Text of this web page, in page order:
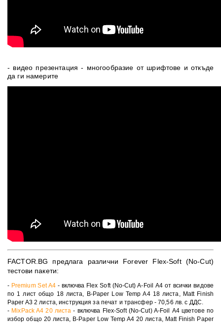
- видео презентация - многообразие от шрифтове и откъде
да ги намерите
FACTOR.BG предлага различни Forever Flex-Soft (No-Cut)
тестови пакети:
- Premium Set A4- включва Flex Soft (No-Cut) A-Foil А4 от всички видове
по 1 лист общо 18 листа, B-Paper Low Temp A4 18 листа, Matt Finish
Paper A3 2 листа, инструкция за печат и трансфер -70,56 лв. с ДДС.
- MixPack A4 20 листа - включва Flex-Soft (No-Cut) A-Foil А4 цветове по
избор общо 20 листа, B-Paper Low Temp A4 20 листа, Matt Finish Paper